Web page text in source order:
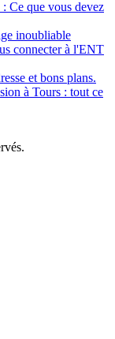
Ce que vous devez
inoubliable
connecter à l'ENT
et bons plans.
à Tours : tout ce